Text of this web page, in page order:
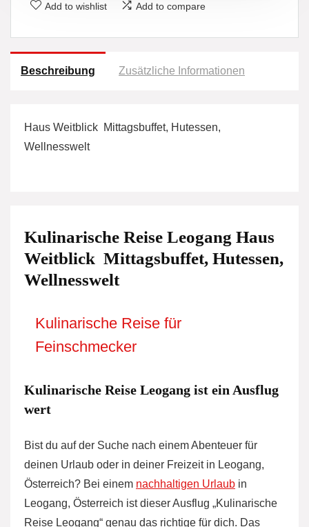
Add to wishlist Add to compare
Beschreibung Zusätzliche Informationen
Haus Weitblick  Mittagsbuffet, Hutessen,
Wellnesswelt
Kulinarische Reise Leogang Haus
Weitblick  Mittagsbuffet, Hutessen,
Wellnesswelt
Kulinarische Reise für
Feinschmecker
Kulinarische Reise Leogang ist ein Ausflug
wert
Bist du auf der Suche nach einem Abenteuer für
deinen Urlaub oder in deiner Freizeit in Leogang,
Österreich? Bei einem nachhaltigen Urlaub in
Leogang, Österreich ist dieser Ausflug „Kulinarische
Reise Leogang“ genau das richtige für dich. Das